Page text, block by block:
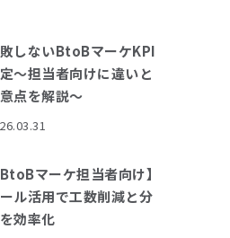
しないBtoBマーケKPI
～担当者向けに違いと
点を解説～
BtoBマーケ担当者向け】
ル活用で工数削減と分
効率化